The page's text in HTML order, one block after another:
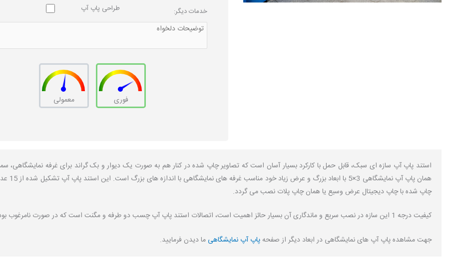
خدمات دیگر:
طراحی پاپ آپ
فوری معمولی
چاپ شده با چاپ دیجیتال عرض وسیع یا همان چاپ پلات نصب می گردد.
کیفیت درجه 1 این سازه در نصب سریع و ماندگاری آن بسیار حائز اهمیت است، اتصالات استند پاپ آپ چسب دو طرفه و مگنت است که در صورت نامرغوب بودن حتی در استفاده بار اول میتواند مشکل زا باشد.
جهت مشاهده پاپ آپ های نمایشگاهی در ابعاد دیگر از صفحه پاپ آپ نمایشگاهی ما دیدن فرمایید.